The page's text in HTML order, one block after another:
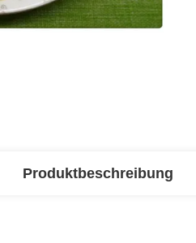
Produktbeschreibung